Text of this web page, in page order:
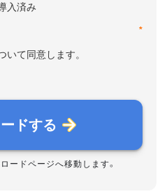
入済み
*
て同意します。
ドする
ードページへ移動します。